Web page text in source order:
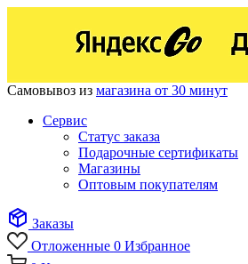
Самовывоз из магазина от 30 минут
Сервис
Статус заказа
Подарочные сертификаты
Магазины
Оптовым покупателям
Заказы
Отложенные 0 Избранное